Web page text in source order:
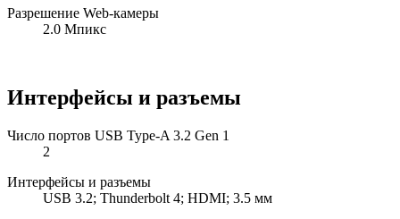
Разрешение Web-камеры
2.0 Мпикс
Интерфейсы и разъемы
Число портов USB Type-A 3.2 Gen 1
2
Интерфейсы и разъемы
USB 3.2; Thunderbolt 4; HDMI; 3.5 мм